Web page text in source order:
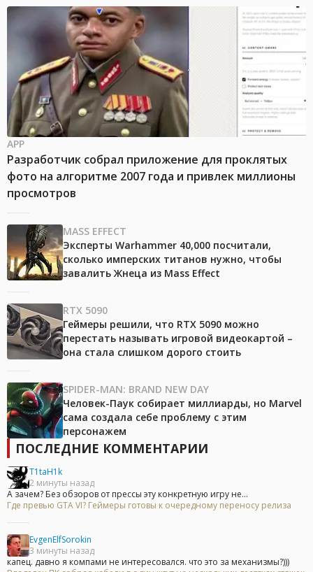
APP
Разработчик собрал приложение для проклятых
фото на алгоритме 2007 года и привлек миллионы
просмотров
MASS EFFECT
Эксперты Warhammer 40,000 посчитали,
сколько имперских титанов нужно, чтобы
завалить Жнеца из Mass Effect
RTX 5090
Геймеры решили, что RTX 5090 можно
перестать называть игровой видеокартой –
она стала слишком дорого стоить
SPIDER-MAN: BRAND NEW DAY
Человек-Паук собирает миллиарды, но Marvel
сама создала себе проблему с этим
персонажем
ПОСЛЕДНИЕ КОММЕНТАРИИ
T1taH1k
2 минуты назад
А зачем? Без обзоров от прессы эту конкретную игру не...
Где превью GTA VI? Геймеры готовы к очередному переносу релиза
EvgenElfSorokin
3 минуты назад
капец. давно я компами не интересовался. что это за механизмы?)))